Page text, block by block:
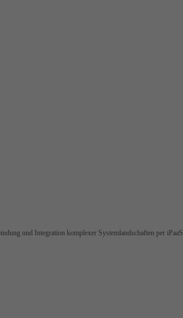
und Integration komplexer Systemlandschaften per iPaaS.